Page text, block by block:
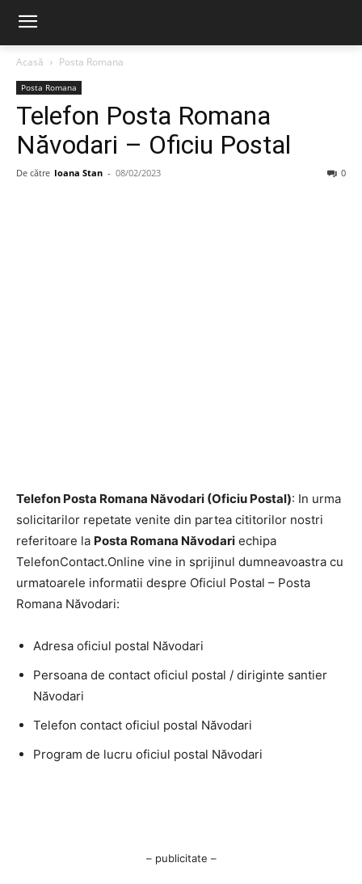
Acasă Posta Romana
Posta Romana
Telefon Posta Romana
Năvodari – Oficiu Postal
De către Ioana Stan - 08/02/2023 0
Telefon Posta Romana Năvodari (Oficiu Postal): In urma
solicitarilor repetate venite din partea cititorilor nostri
referitoare la Posta Romana Năvodari echipa
TelefonContact.Online vine in sprijinul dumneavoastra cu
urmatoarele informatii despre Oficiul Postal – Posta
Romana Năvodari:
Adresa oficiul postal Năvodari
Persoana de contact oficiul postal / diriginte santier
Năvodari
Telefon contact oficiul postal Năvodari
Program de lucru oficiul postal Năvodari
– publicitate –